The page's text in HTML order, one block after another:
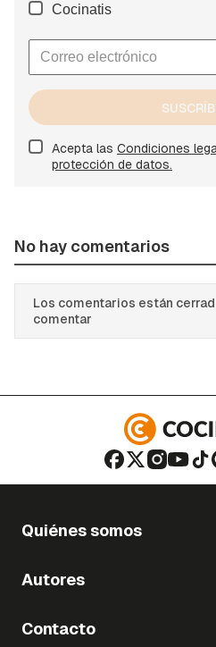
Cocinatis
Acepta las Condiciones
protección de datos.
No hay comentarios
Los comentarios están
comentar
Quiénes somos
Autores
Contacto